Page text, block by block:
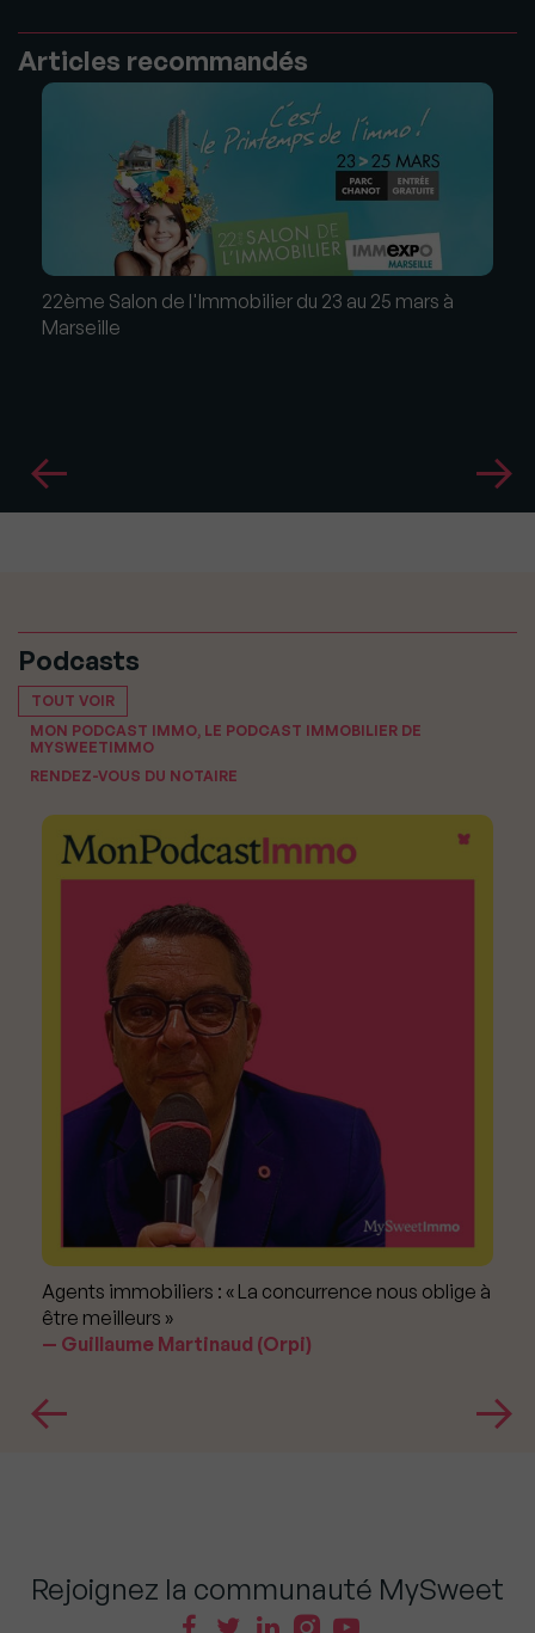
Articles recommandés
22ème Salon de l'Immobilier du 23 au 25 mars à
Marseille
Podcasts
TOUT VOIR
MON PODCAST IMMO, LE PODCAST IMMOBILIER DE
MYSWEETIMMO
RENDEZ-VOUS DU NOTAIRE
Agents immobiliers : « La concurrence nous oblige à
être meilleurs »
Guillaume Martinaud (Orpi)
Rejoignez la communauté MySweet